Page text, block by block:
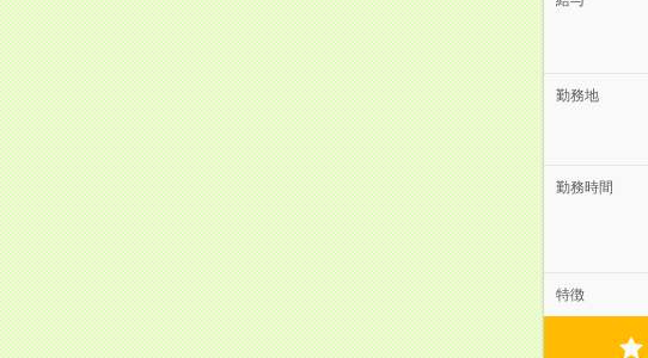
勤務地
勤務時間
特徴